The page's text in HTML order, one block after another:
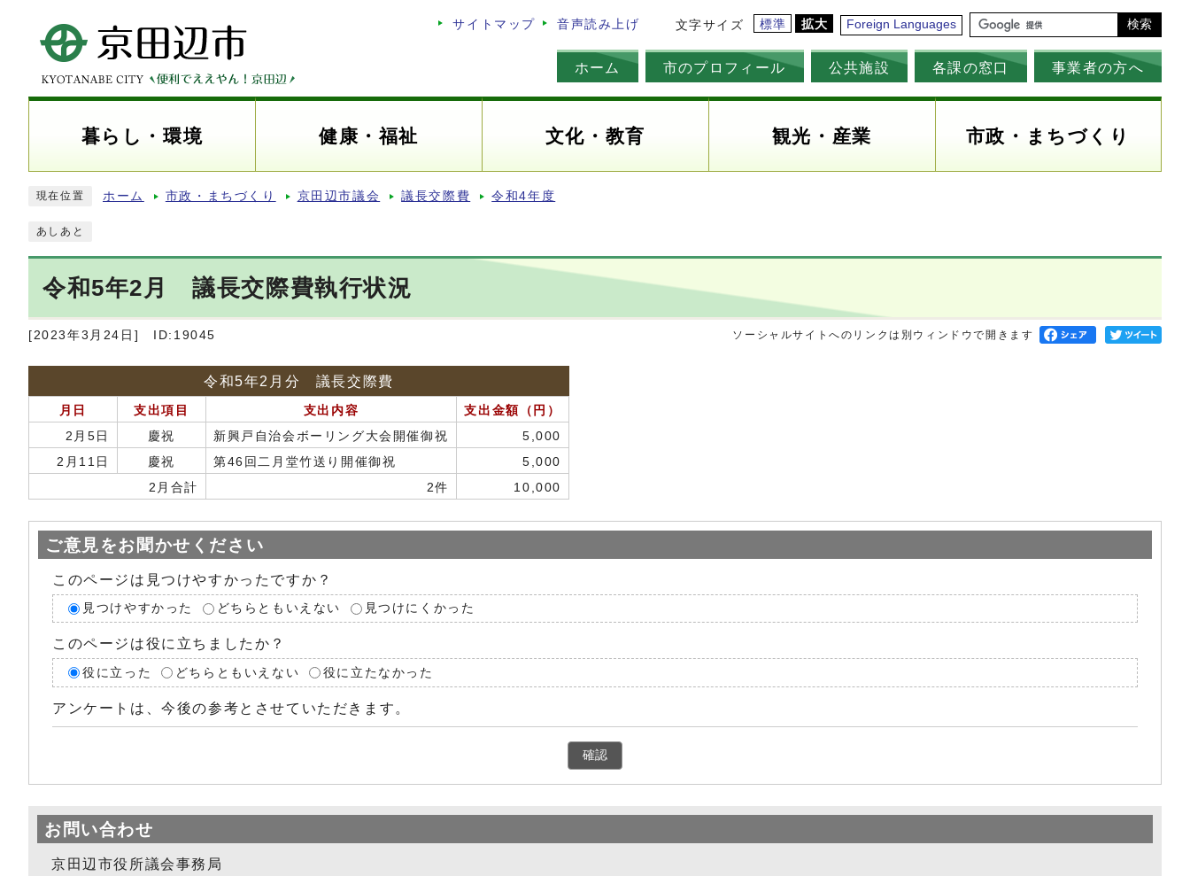
サイトマップ 音声読み上げ 文字サイズ 標準 拡大 Foreign Languages 検索
ホーム 市のプロフィール 公共施設 各課の窓口 事業者の方へ
暮らし・環境 健康・福祉 文化・教育 観光・産業 市政・まちづくり
現在位置 ホーム 市政・まちづくり 京田辺市議会 議長交際費 令和4年度
あしあと
令和5年2月 議長交際費執行状況
[2023年3月24日] ID:19045 ソーシャルサイトへのリンクは別ウィンドウで開きます
令和5年2月分 議長交際費
月日 支出項目 支出内容
支出金額（円）
2月5日
慶祝 新興戸自治会ボーリング大会開催御祝
5,000
2月11日
慶祝 第46回二月堂竹送り開催御祝
5,000
2月合計
2件 10,000
ご意見をお聞かせください
このページは見つけやすかったですか？
見つけやすかった どちらともいえない 見つけにくかった
このページは役に立ちましたか？
役に立った どちらともいえない 役に立たなかった
アンケートは、今後の参考とさせていただきます。
確認
お問い合わせ
京田辺市役所議会事務局